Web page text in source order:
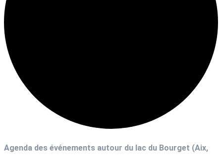
Agenda des événements autour du lac du Bourget (Aix,